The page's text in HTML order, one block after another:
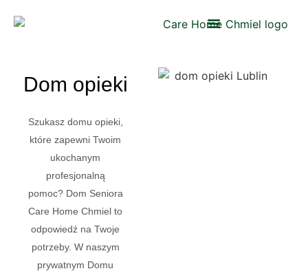
Dom opieki
Szukasz domu opieki,
które zapewni Twoim
ukochanym
profesjonalną
pomoc? Dom Seniora
Care Home Chmiel to
odpowiedź na Twoje
potrzeby. W naszym
prywatnym Domu